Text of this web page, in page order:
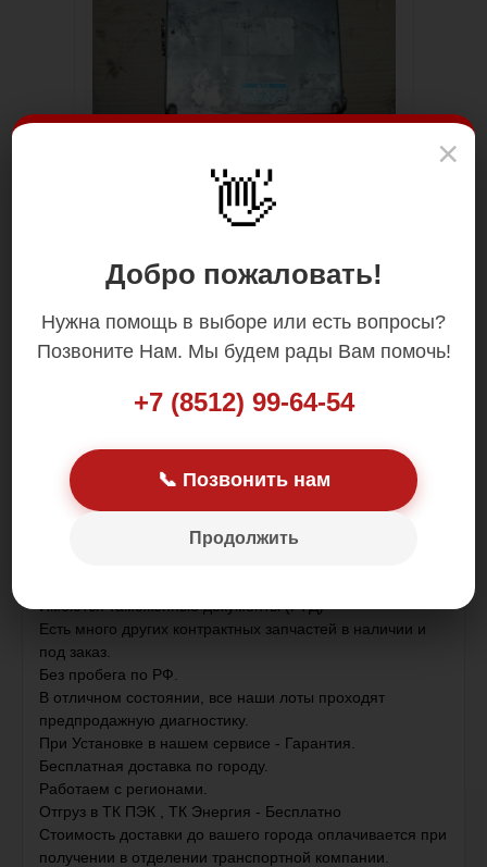
×
👋
Добро пожаловать!
Нужна помощь в выборе или есть вопросы?
Позвоните Нам. Мы будем рады Вам помочь!
+7 (8512) 99-64-54
📞 Позвонить нам
Продолжить
Цена: 4 000.00 р.
Имеются таможенные документы (ГТД)
Есть много других контрактных запчастей в наличии и
под заказ.
Без пробега по РФ.
В отличном состоянии, все наши лоты проходят
предпродажную диагностику.
При Установке в нашем сервисе - Гарантия.
Бесплатная доставка по городу.
Работаем с регионами.
Отгруз в ТК ПЭК , ТК Энергия - Бесплатно
Стоимость доставки до вашего города оплачивается при
получении в отделении транспортной компании.